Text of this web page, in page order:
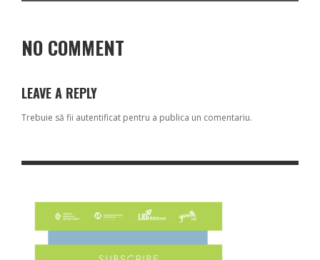
NO COMMENT
LEAVE A REPLY
Trebuie să fii autentificat pentru a publica un comentariu.